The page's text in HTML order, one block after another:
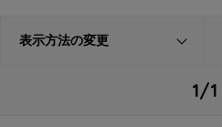
表示方法の変更
1/1